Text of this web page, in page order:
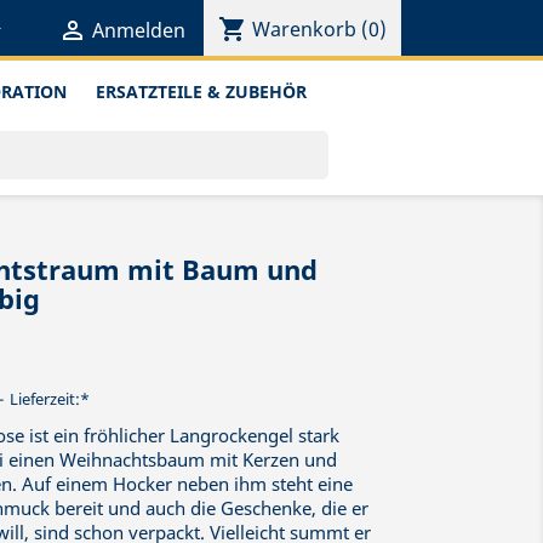
 Anmelden shopping_cart Warenkorb (0)
ERSATZTEILE & ZUBEHÖR
mit Baum und
Lieferzeit:*
ist ein fröhlicher Langrockengel stark
Weihnachtsbaum mit Kerzen und
Auf einem Hocker neben ihm steht eine
bereit und auch die Geschenke, die er
sind schon verpackt. Vielleicht summt er